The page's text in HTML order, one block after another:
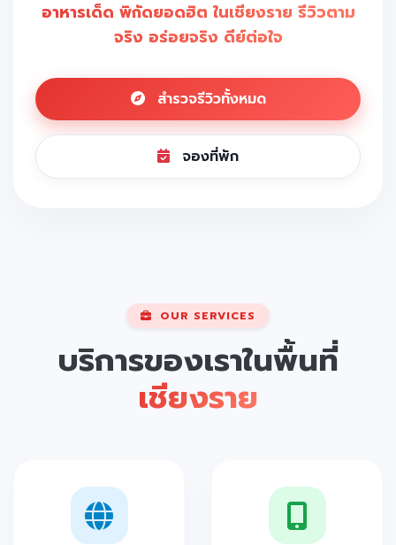
อาหารเด็ด พิกัดยอดฮิต ในเชียงราย รีวิวตาม
จริง อร่อยจริง ดีย์ต่อใจ
สำรวจรีวิวทั้งหมด
จองที่พัก
OUR SERVICES
บริการของเราในพื้นที่
เชียงราย